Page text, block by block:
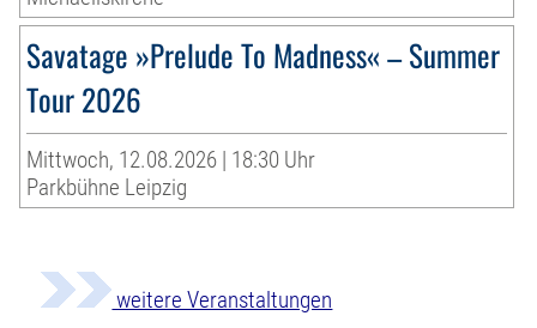
Savatage »Prelude To Madness« – Summer
Tour 2026
Mittwoch, 12.08.2026 | 18:30 Uhr
Parkbühne Leipzig
weitere Veranstaltungen